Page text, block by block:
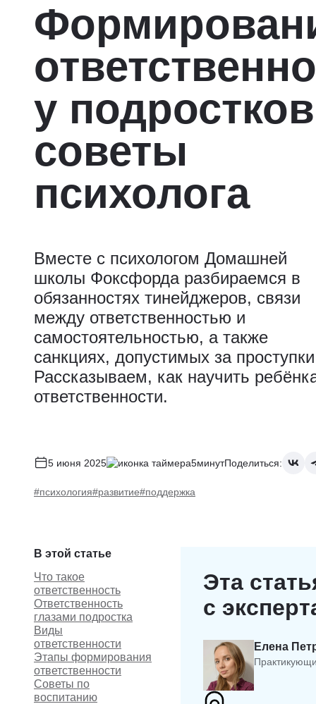
у
советы
психолога
Вместе с психологом Домашней
школы Фоксфорда разбираемся в
обязанностях тинейджеров, связи
между ответственностью и
самостоятельностью, а также
санкциях, допустимых за
Рассказываем, как научить
ответственности.
5 июня 2025 5минутПоделиться:
#психология#развитие#поддержка
В этой статье
Что такое
ответственность
Ответственность
глазами подростка
Виды
ответственности
Этапы формирования
ответственности
Советы по
воспитанию
Эта
с
Елена